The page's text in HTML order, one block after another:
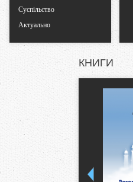
Суспільство
Актуально
КНИГИ